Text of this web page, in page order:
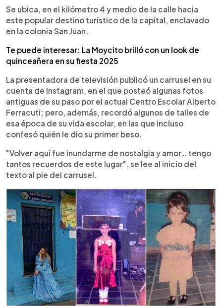
Se ubica, en el kilómetro 4 y medio de la calle hacia
este popular destino turístico de la capital, enclavado
en la colonia San Juan.
Te puede interesar: La Moycito brilló con un look de
quinceañera en su fiesta 2025
La presentadora de televisión publicó un carrusel en su
cuenta de Instagram, en el que posteó algunas fotos
antiguas de su paso por el actual Centro Escolar Alberto
Ferracuti; pero, además, recordó algunos de talles de
esa época de su vida escolar, en las que incluso
confesó quién le dio su primer beso.
"Volver aquí fue inundarme de nostalgia y amor… tengo
tantos recuerdos de este lugar", se lee al inicio del
texto al pie del carrusel.